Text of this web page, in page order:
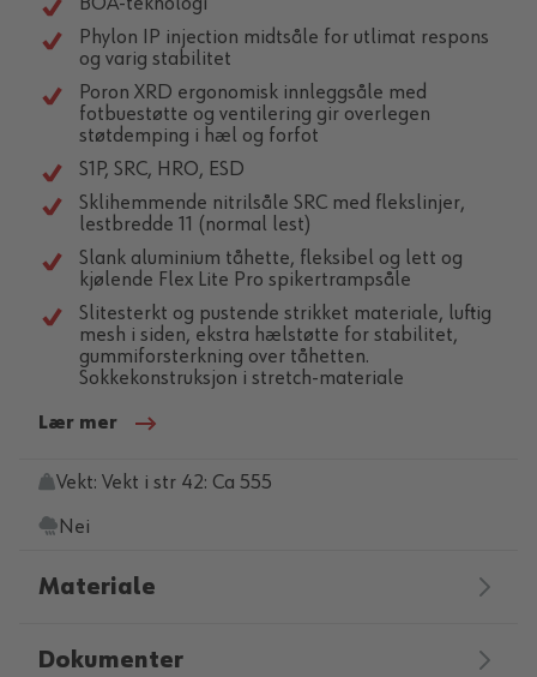
Phylon IP injection midtsåle for utlimat respons
og varig stabilitet
Poron XRD ergonomisk innleggsåle med
fotbuestøtte og ventilering gir overlegen
støtdemping i hæl og forfot
S1P, SRC, HRO, ESD
Sklihemmende nitrilsåle SRC med flekslinjer,
lestbredde 11 (normal lest)
Slank aluminium tåhette, fleksibel og lett og
kjølende Flex Lite Pro spikertrampsåle
Slitesterkt og pustende strikket materiale, luftig
mesh i siden, ekstra hælstøtte for stabilitet,
gummiforsterkning over tåhetten.
Sokkekonstruksjon i stretch-materiale
Lær mer
Vekt: Vekt i str 42: Ca 555
Nei
Materiale
Dokumenter